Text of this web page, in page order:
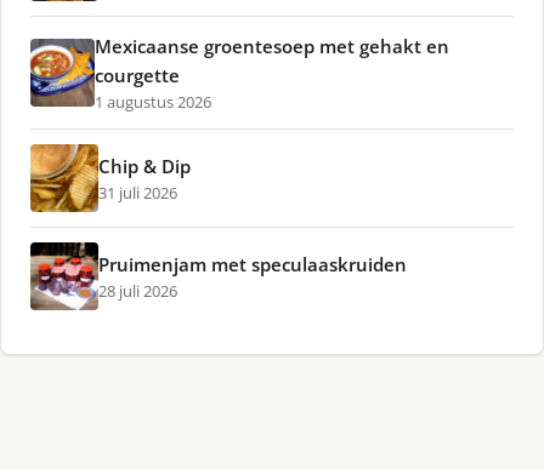
Mexicaanse groentesoep met gehakt en
courgette
1 augustus 2026
Chip & Dip
31 juli 2026
Pruimenjam met speculaaskruiden
28 juli 2026